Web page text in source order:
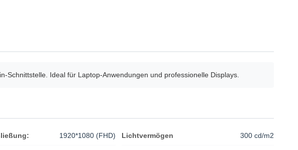
Schnittstelle. Ideal für Laptop-Anwendungen und professionelle Displays.
1920*1080 (FHD) Lichtvermögen 300 cd/m2